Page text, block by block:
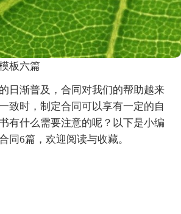
板六篇
日渐普及，合同对我们的帮助越来
致时，制定合同可以享有一定的自
有什么需要注意的呢？以下是小编
同6篇，欢迎阅读与收藏。